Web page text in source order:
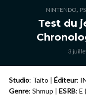
NINTENDO,
Test du
3
Studio: Taito | Éditeur:
Genre: Shmup | ESRB: E